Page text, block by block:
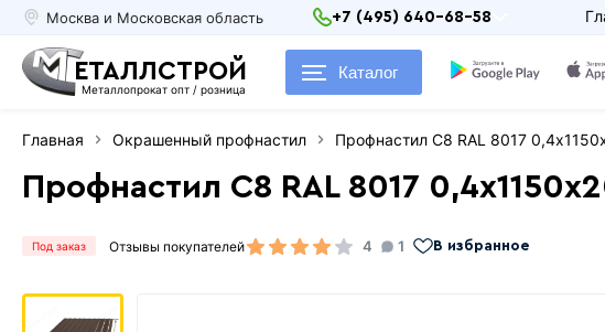
Москва и Московская область +7 (495) 640-68-58
ЕТАЛЛСТРОЙ
Металлопрокат опт / розница
Каталог
Главная Окрашенный профнастил Профнастил С8 RAL 8017
Профнастил С8 RAL 8017
Под заказ Отзывы покупателей 4 1 В избранное